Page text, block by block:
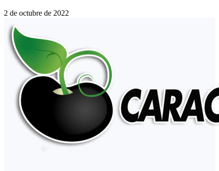
2 de octubre de 2022